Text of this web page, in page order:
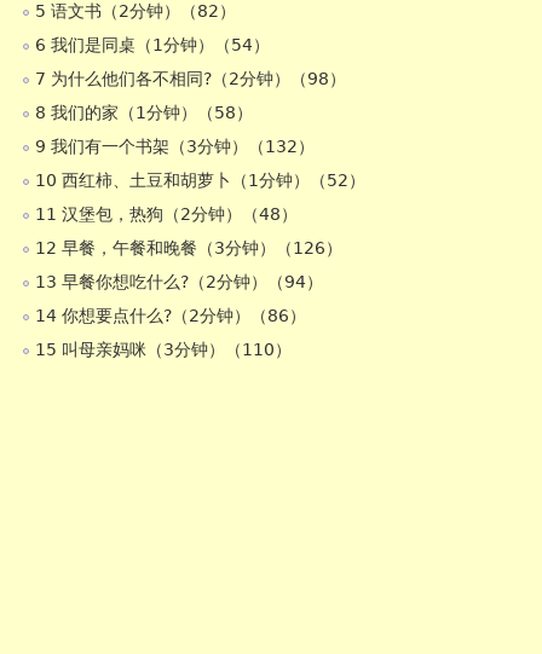
5 语文书（2分钟）（82）
6 我们是同桌（1分钟）（54）
7 为什么他们各不相同?（2分钟）（98）
8 我们的家（1分钟）（58）
9 我们有一个书架（3分钟）（132）
10 西红柿、土豆和胡萝卜（1分钟）（52）
11 汉堡包，热狗（2分钟）（48）
12 早餐，午餐和晚餐（3分钟）（126）
13 早餐你想吃什么?（2分钟）（94）
14 你想要点什么?（2分钟）（86）
15 叫母亲妈咪（3分钟）（110）